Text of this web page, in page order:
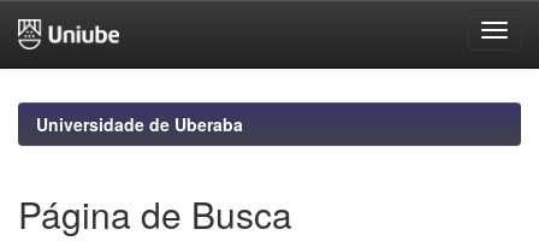
navigationUniversidade de Uberaba
Página de Busca